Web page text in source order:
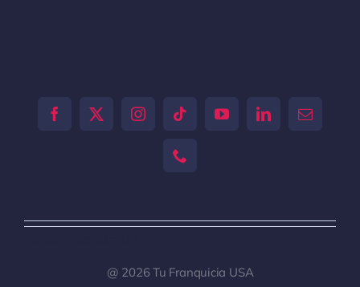
@ 2026 Tu Franquicia USA